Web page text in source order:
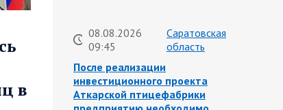
в
08.08.2026
09:45
Саратовская
область
После реализации
инвестиционного проекта
Аткарской птицефабрики